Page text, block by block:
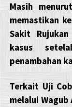
Masih
memastikan
Sakit
kasus
penambahan
Terkait Uji
melalui Wagub